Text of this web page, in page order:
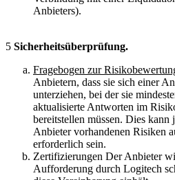
Anbieters).
5 Sicherheitsüberprüfung.
Fragebogen zur
Anbietern, dass sie sich einer
unterziehen, bei der sie
aktualisierte Antworten im
bereitstellen müssen. Dies
Anbieter vorhandenen Risiken
erforderlich sein.
Zertifizierungen Der Anbieter
Aufforderung durch Logitech